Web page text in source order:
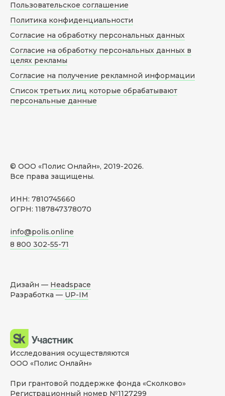
© ООО «Полис Онлайн», 2019-2026.
Все права защищены.
ИНН: 7810745660
ОГРН: 1187847378070
info@polis.online
8 800 302-55-71
Пользовательское соглашение
Политика конфиденциальности
Согласие на обработку персональных данных
Согласие на обработку персональных данных в
целях рекламы
Согласие на получение рекламной информации
Список третьих лиц которые обрабатывают
персональные данные
Дизайн — Headspace
Разработка — UP-IM
Исследования осуществляются
ООО «Полис Онлайн»
При грантовой поддержке фонда «Сколково»
Регистрационный номер №1127299